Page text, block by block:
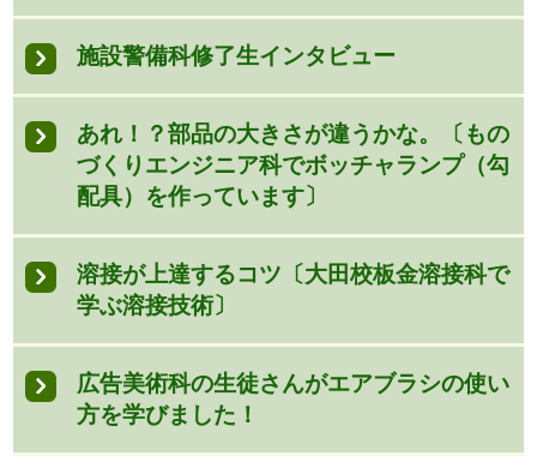
施設警備科修了生インタビュー
あれ！？部品の大きさが違うかな。〔もの
づくりエンジニア科でボッチャランプ（勾
配具）を作っています〕
溶接が上達するコツ〔大田校板金溶接科で
学ぶ溶接技術〕
広告美術科の生徒さんがエアブラシの使い
方を学びました！